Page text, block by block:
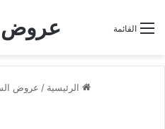
عروض القائمة
الرئيسية / عروض